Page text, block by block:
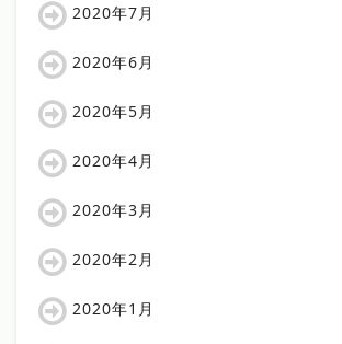
2020年7月
2020年6月
2020年5月
2020年4月
2020年3月
2020年2月
2020年1月